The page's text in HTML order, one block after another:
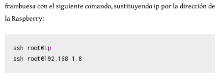
frambuesa con el siguiente comando, sustituyendo ip por la dirección de
la Raspberry:
ssh root@ip
ssh root@192.168.1.8